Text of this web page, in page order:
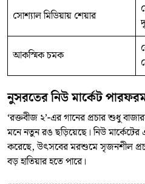
সোশ্যাল মিডিয়ায় শেয়ার
আকস্মিক চমক
নুসরতের নিউ মার্কেট
‘রক্তবীজ ২’-এর গানের প্রচার শুধু
মনে নতুন রঙ ছড়িয়েছে। নিউ মার্কেটের
করেছে, উৎসবের মরশুমে সৃজনশীল
বড় হাতিয়ার হতে পারে।